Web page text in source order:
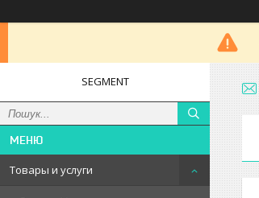
SEGMENT
Товары и услуги